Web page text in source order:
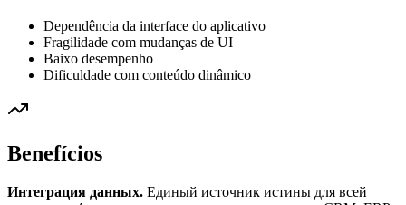
Dependência da interface do aplicativo
Fragilidade com mudanças de UI
Baixo desempenho
Dificuldade com conteúdo dinâmico
Benefícios
Интеграция данных. Единый источник истины для всей